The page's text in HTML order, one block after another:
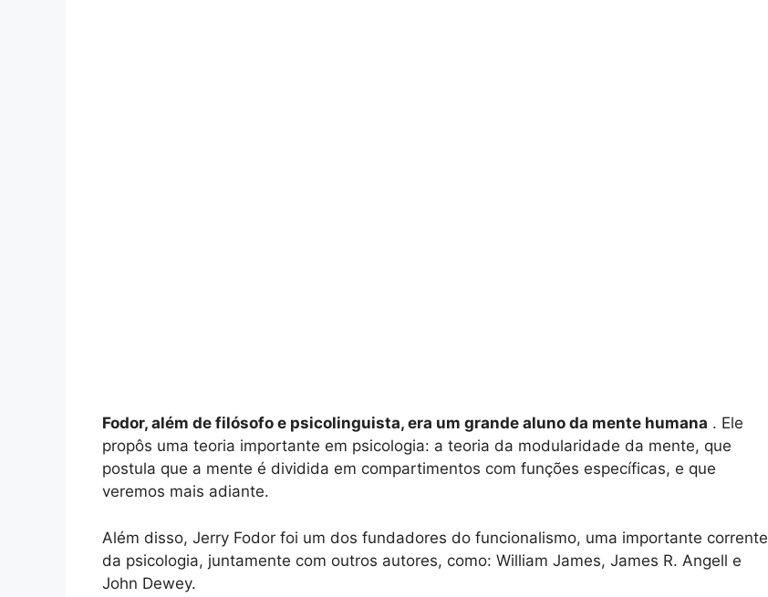
Fodor, além de filósofo e psicolinguista, era um grande aluno da mente humana . Ele
propôs uma teoria importante em psicologia: a teoria da modularidade da mente, que
postula que a mente é dividida em compartimentos com funções específicas, e que
veremos mais adiante.
Além disso, Jerry Fodor foi um dos fundadores do funcionalismo, uma importante corrente
da psicologia, juntamente com outros autores, como: William James, James R. Angell e
John Dewey.